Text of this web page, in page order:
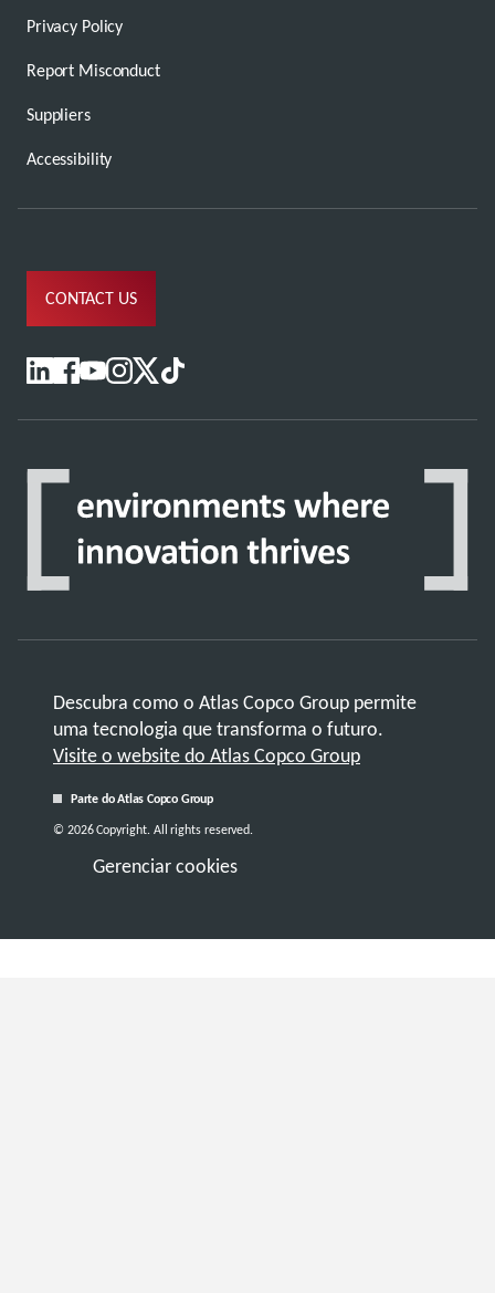
Privacy Policy
Report Misconduct
Suppliers
Accessibility
CONTACT US
Descubra como o Atlas Copco Group permite
uma tecnologia que transforma o futuro.
Visite o website do Atlas Copco Group
Parte do Atlas Copco Group
Gerenciar cookies
© 2026 Copyright. All rights reserved.